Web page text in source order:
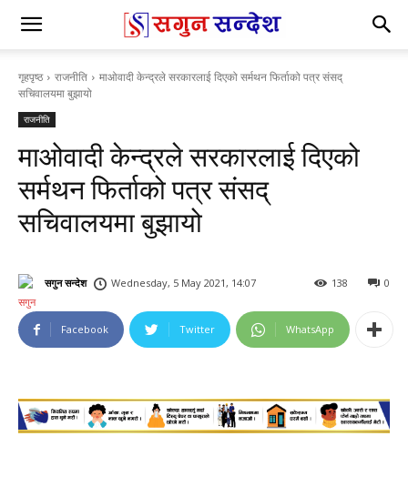
गृहपृष्ठ राजनीति
माओवादी केन्द्रले सरकारलाई दिएको सर्मथन फिर्ताको पत्र संसद्
सचिवालयमा बुझायो
राजनीति
माओवादी केन्द्रले सरकारलाई दिएको
सर्मथन फिर्ताको पत्र संसद्
सचिवालयमा बुझायो
सगुन सन्देश Wednesday, 5 May 2021, 14:07 0
138
Facebook Twitter WhatsApp